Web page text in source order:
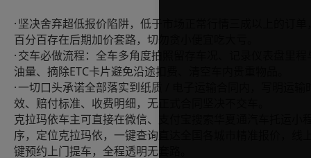
· 坚决舍弃超低报价陷阱，低于市场正常行情三成以上的订单
百分百存在后期加价套路，切勿贪小便宜吃大亏。
· 交车必做流程：全车多角度拍照留存车况、记录仪表盘里程
油量、摘除ETC卡片避免沿途扣费、清空车内贵重物品。
·一切口头承诺全部落实到纸质
效、赔付标准、收费明细，无正式合同坚决不交车。
克拉玛依车主可直接在微信、支付宝搜索华夏通汽车托运小
序，定位克拉玛依，一键查询直达全国各城市精准报价，线
键预约上门提车，全程透明无套路。